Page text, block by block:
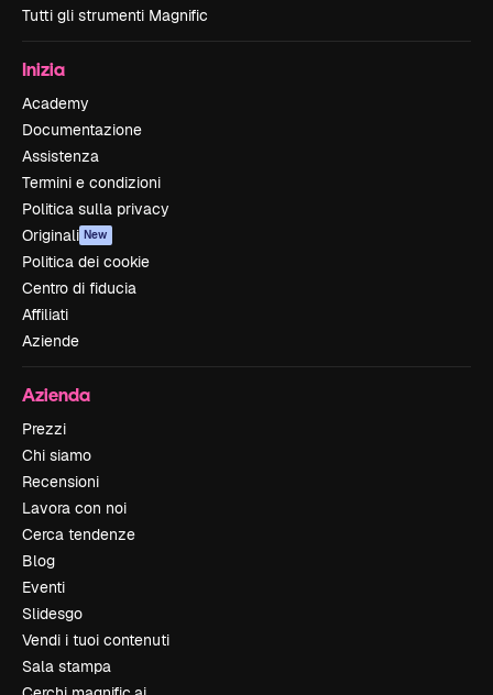
Tutti gli strumenti Magnific
Inizia
Academy
Documentazione
Assistenza
Termini e condizioni
Politica sulla privacy
Originali New
Politica dei cookie
Centro di fiducia
Affiliati
Aziende
Azienda
Prezzi
Chi siamo
Recensioni
Lavora con noi
Cerca tendenze
Blog
Eventi
Slidesgo
Vendi i tuoi contenuti
Sala stampa